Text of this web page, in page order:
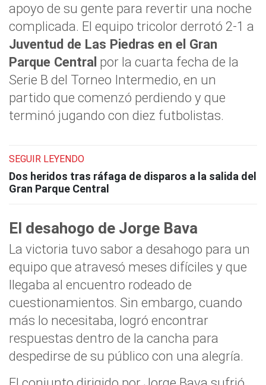
apoyo de su gente para revertir una noche
complicada. El equipo tricolor derrotó 2-1 a
Juventud de Las Piedras en el Gran
Parque Central por la cuarta fecha de la
Serie B del Torneo Intermedio, en un
partido que comenzó perdiendo y que
terminó jugando con diez futbolistas.
SEGUIR LEYENDO
Dos heridos tras ráfaga de disparos a la salida del
Gran Parque Central
El desahogo de Jorge Bava
La victoria tuvo sabor a desahogo para un
equipo que atravesó meses difíciles y que
llegaba al encuentro rodeado de
cuestionamientos. Sin embargo, cuando
más lo necesitaba, logró encontrar
respuestas dentro de la cancha para
despedirse de su público con una alegría.